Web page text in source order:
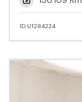
ID U1284224